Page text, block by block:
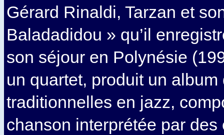
Gérard Rinaldi, Tarzan et
Baladadidou » qu’il
son séjour en Polynésie
un quartet, produit un
traditionnelles en jazz,
chanson interprétée par des